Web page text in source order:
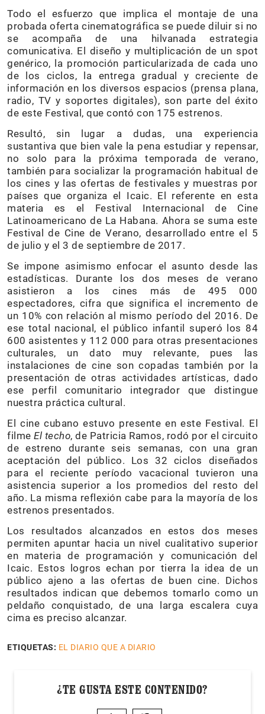
Todo el esfuerzo que implica el montaje de una
probada oferta cinematográfica se puede diluir si no
se acompaña de una hilvanada estrategia
comunicativa. El diseño y multiplicación de un spot
genérico, la promoción particularizada de cada uno
de los ciclos, la entrega gradual y creciente de
información en los diversos espacios (prensa plana,
radio, TV y soportes digitales), son parte del éxito
de este Festival, que contó con 175 estrenos.
Resultó, sin lugar a dudas, una experiencia
sustantiva que bien vale la pena estudiar y repensar,
no solo para la próxima temporada de verano,
también para socializar la programación habitual de
los cines y las ofertas de festivales y muestras por
países que organiza el Icaic. El referente en esta
materia es el Festival Internacional de Cine
Latinoamericano de La Habana. Ahora se suma este
Festival de Cine de Verano, desarrollado entre el 5
de julio y el 3 de septiembre de 2017.
Se impone asimismo enfocar el asunto desde las
estadísticas. Durante los dos meses de verano
asistieron a los cines más de 495 000
espectadores, cifra que significa el incremento de
un 10% con relación al mismo período del 2016. De
ese total nacional, el público infantil superó los 84
600 asistentes y 112 000 para otras presentaciones
culturales, un dato muy relevante, pues las
instalaciones de cine son copadas también por la
presentación de otras actividades artísticas, dado
ese perfil comunitario integrador que distingue
nuestra práctica cultural.
El cine cubano estuvo presente en este Festival. El
filmeEl techo, de Patricia Ramos, rodó por el circuito
de estreno durante seis semanas, con una gran
aceptación del público. Los 32 ciclos diseñados
para el reciente período vacacional tuvieron una
asistencia superior a los promedios del resto del
año. La misma reflexión cabe para la mayoría de los
estrenos presentados.
Los resultados alcanzados en estos dos meses
permiten apuntar hacia un nivel cualitativo superior
en materia de programación y comunicación del
Icaic. Estos logros echan por tierra la idea de un
público ajeno a las ofertas de buen cine. Dichos
resultados indican que debemos tomarlo como un
peldaño conquistado, de una larga escalera cuya
cima es preciso alcanzar.
ETIQUETAS: EL DIARIO QUE A DIARIO
¿TE GUSTA ESTE CONTENIDO?